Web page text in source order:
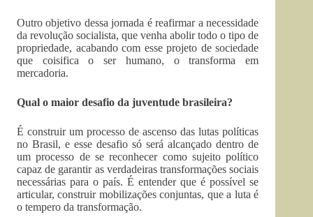
Outro objetivo dessa jornada é reafirmar a necessidade
da revolução socialista, que venha abolir todo o tipo de
propriedade, acabando com esse projeto de sociedade
que coisifica o ser humano, o transforma em
mercadoria.
Qual o maior desafio da juventude brasileira?
É construir um processo de ascenso das lutas políticas
no Brasil, e esse desafio só será alcançado dentro de
um processo de se reconhecer como sujeito político
capaz de garantir as verdadeiras transformações sociais
necessárias para o país. É entender que é possível se
articular, construir mobilizações conjuntas, que a luta é
o tempero da transformação.